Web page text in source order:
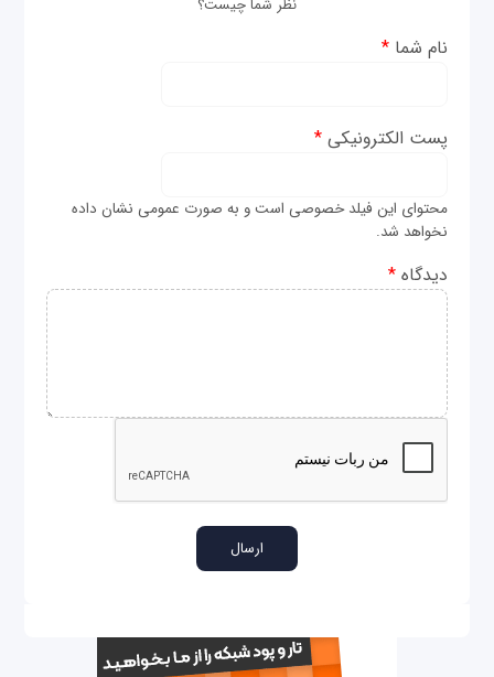
نام شما*
پست الکترونیکی*
محتوای این فیلد خصوصی است و به صورت عمومی نشان داده
نخواهد شد.
دیدگاه*